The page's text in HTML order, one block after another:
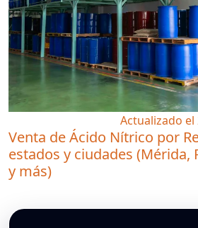
Actualizado el
Venta de Ácido Nítrico por
estados y ciudades (Mérida,
y más)